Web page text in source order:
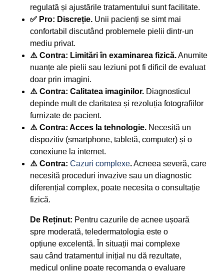
regulată și ajustările tratamentului sunt facilitate.
✅ Pro: Discreție. Unii pacienți se simt mai
confortabil discutând problemele pielii dintr-un
mediu privat.
⚠️ Contra: Limitări în examinarea fizică.Anumite
nuanțe ale pielii sau leziuni pot fi dificil de evaluat
doar prin imagini.
⚠️ Contra: Calitatea imaginilor. Diagnosticul
depinde mult de claritatea și rezoluția fotografiilor
furnizate de pacient.
⚠️ Contra: Acces la tehnologie. Necesită un
dispozitiv (smartphone, tabletă, computer) și o
conexiune la internet.
⚠️ Contra: Cazuri complexe.Acneea severă, care
necesită proceduri invazive sau un diagnostic
diferențial complex, poate necesita o consultație
fizică.
De Reținut: Pentru cazurile de acnee ușoară
spre moderată, teledermatologia este o
opțiune excelentă. În situații mai complexe
sau când tratamentul inițial nu dă rezultate,
medicul online poate recomanda o evaluare